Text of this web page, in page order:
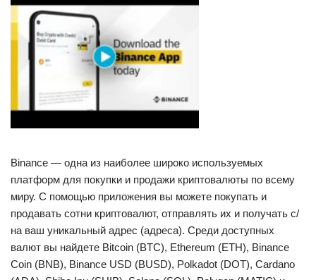
Binance — одна из наиболее широко используемых
платформ для покупки и продажи криптовалюты по всему
миру. С помощью приложения вы можете покупать и
продавать сотни криптовалют, отправлять их и получать с/
на ваш уникальный адрес (адреса). Среди доступных
валют вы найдете Bitcoin (BTC), Ethereum (ETH), Binance
Coin (BNB), Binance USD (BUSD), Polkadot (DOT), Cardano